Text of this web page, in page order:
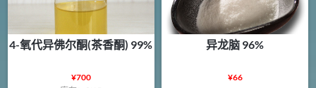
4-氧代异佛尔酮(茶香酮) 99%
¥700
异龙脑 96%
¥66